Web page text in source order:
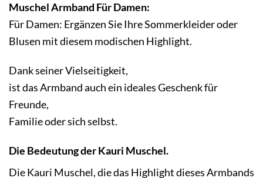
Muschel Armband Für Damen:
Für Damen: Ergänzen Sie Ihre Sommerkleider oder
Blusen mit diesem modischen Highlight.
Dank seiner Vielseitigkeit,
ist das Armband auch ein ideales Geschenk für
Freunde,
Familie oder sich selbst.
Die Bedeutung der Kauri Muschel.
Die Kauri Muschel, die das Highlight dieses Armbands